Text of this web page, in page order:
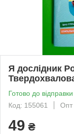
Я дослідник
Готово до відправки
Код: 155061
Опт
49 ₴